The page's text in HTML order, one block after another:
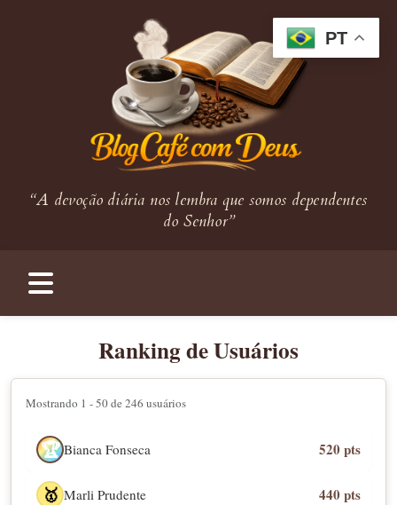
PT
“A devoção diária nos lembra que somos dependentes
do Senhor”
Ranking de Usuários
Mostrando 1 - 50 de 246 usuários
🏆 Bianca Fonseca 520 pts
🥇 Marli Prudente 440 pts